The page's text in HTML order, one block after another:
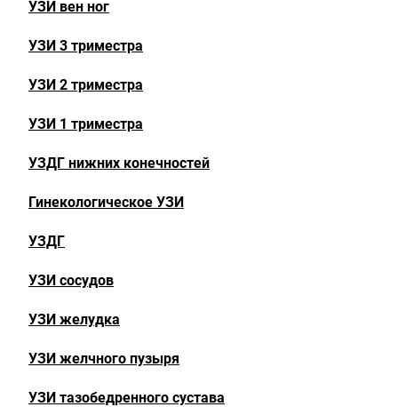
УЗИ вен ног
УЗИ 3 триместра
УЗИ 2 триместра
УЗИ 1 триместра
УЗДГ нижних конечностей
Гинекологическое УЗИ
УЗДГ
УЗИ сосудов
УЗИ желудка
УЗИ желчного пузыря
УЗИ тазобедренного сустава